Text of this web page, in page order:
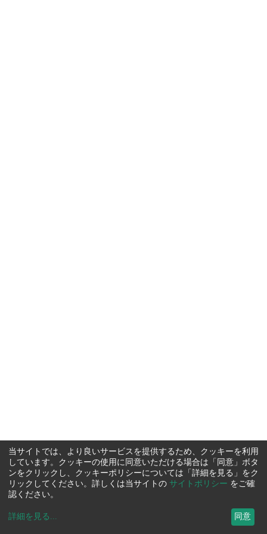
当サイトでは、より良いサービスを提供するため、クッキーを利用
しています。クッキーの使用に同意いただける場合は「同意」ボタ
ンをクリックし、クッキーポリシーについては「詳細を見る」をク
リックしてください。詳しくは当サイトの サイトポリシー をご確
認ください。
詳細を見る ... 同意